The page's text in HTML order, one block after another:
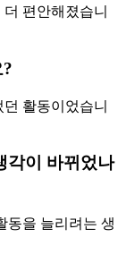
편안해졌습니
활동이었습니
각이 바뀌었나
동을 늘리려는 생